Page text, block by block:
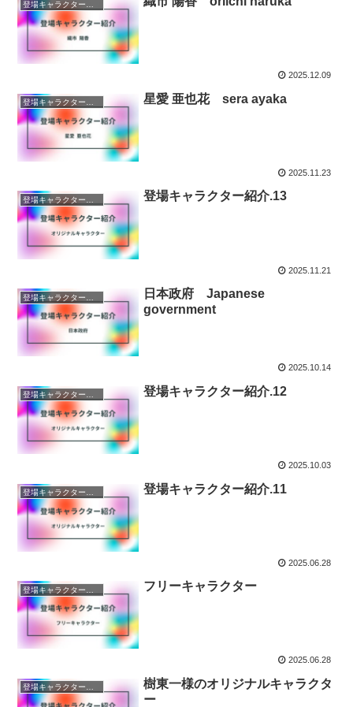
登場キャラクター紹介
2025.12.09
星愛 亜也花 sera ayaka
2025.11.23
登場キャラクター紹介.13
2025.11.21
日本政府 Japanese
government
2025.10.14
登場キャラクター紹介 登場キャラクター紹介.12
2025.10.03
登場キャラクター紹介.11
2025.06.28
フリーキャラクター
2025.06.28
登場キャラクター紹介
樹東一様のオリジナルキャラクタ
ー